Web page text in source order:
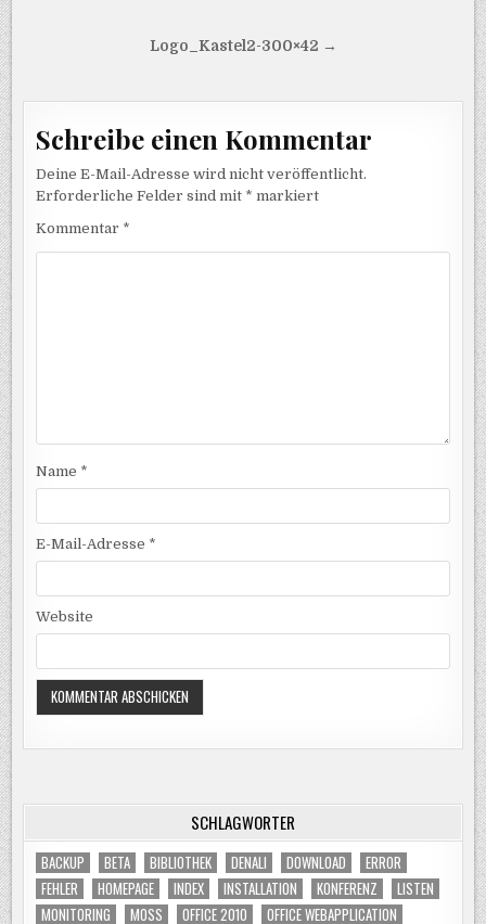
Beitragsnavigation
Logo_Kastel2-300×42 →
Schreibe einen Kommentar
Deine E-Mail-Adresse wird nicht veröffentlicht.
Erforderliche Felder sind mit * markiert
Kommentar *
Name *
E-Mail-Adresse *
Website
SCHLAGWÖRTER
BACKUP BETA BIBLIOTHEK DENALI DOWNLOAD
ERROR
FEHLER
HOMEPAGE INDEX INSTALLATION KONFERENZ
LISTEN
MONITORING
MOSS OFFICE 2010
OFFICE WEBAPPLICATION